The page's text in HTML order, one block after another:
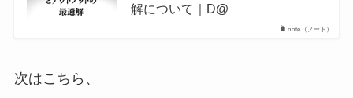
note（ノート）
解について｜D@
次はこちら、